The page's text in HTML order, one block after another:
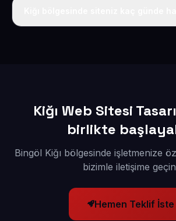
Kiğı Web Sitesi
birlikte
Bingöl Kiğı bölgesinde işletmenize
bizimle iletişime
Hemen Teklif İste